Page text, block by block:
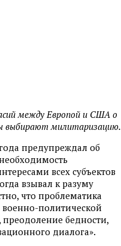
между Европой и США о
выбирают милитаризацию.
предупреждал об
всех субъектов
взывал к разуму
что проблематика
политической
преодоление бедности,
диалога».